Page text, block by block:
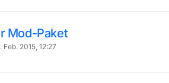
Mod-Paket
Feb. 2015, 12:27